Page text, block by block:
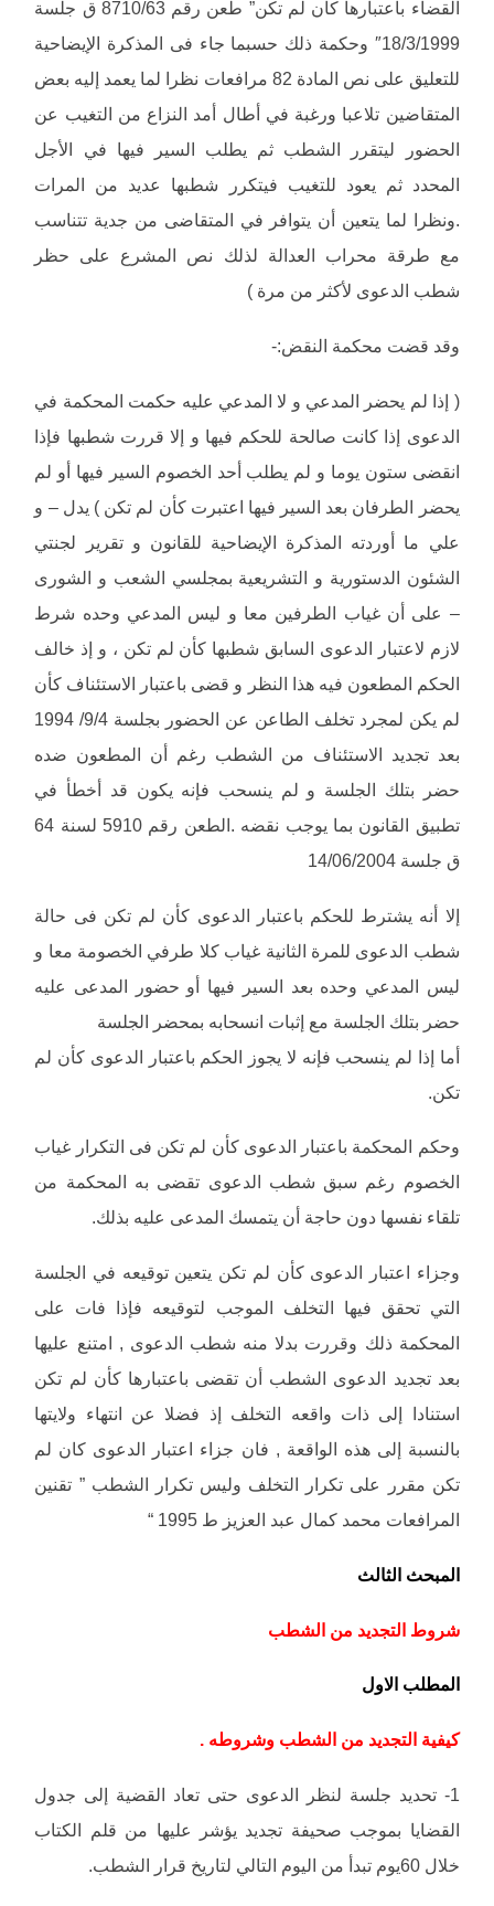
القضاء باعتبارها كأن لم تكن” طعن رقم 8710/63 ق جلسة
18/3/1999″ وحكمة ذلك حسبما جاء فى المذكرة الإيضاحية
للتعليق على نص المادة 82 مرافعات نظرا لما يعمد إليه بعض
المتقاضين تلاعبا ورغبة في أطال أمد النزاع من التغيب عن
الحضور ليتقرر الشطب ثم يطلب السير فيها في الأجل
المحدد ثم يعود للتغيب فيتكرر شطبها عديد من المرات
.ونظرا لما يتعين أن يتوافر في المتقاضى من جدية تتناسب
مع طرقة محراب العدالة لذلك نص المشرع على حظر
شطب الدعوى لأكثر من مرة )
وقد قضت محكمة النقض:-
( إذا لم يحضر المدعي و لا المدعي عليه حكمت المحكمة في
الدعوى إذا كانت صالحة للحكم فيها و إلا قررت شطبها فإذا
انقضى ستون يوما و لم يطلب أحد الخصوم السير فيها أو لم
يحضر الطرفان بعد السير فيها اعتبرت كأن لم تكن ) يدل – و
علي ما أوردته المذكرة الإيضاحية للقانون و تقرير لجنتي
الشئون الدستورية و التشريعية بمجلسي الشعب و الشورى
– على أن غياب الطرفين معا و ليس المدعي وحده شرط
لازم لاعتبار الدعوى السابق شطبها كأن لم تكن ، و إذ خالف
الحكم المطعون فيه هذا النظر و قضى باعتبار الاستئناف كأن
لم يكن لمجرد تخلف الطاعن عن الحضور بجلسة 9/4/ 1994
بعد تجديد الاستئناف من الشطب رغم أن المطعون ضده
حضر بتلك الجلسة و لم ينسحب فإنه يكون قد أخطأ في
تطبيق القانون بما يوجب نقضه .الطعن رقم 5910 لسنة 64
ق جلسة 14/06/2004
إلا أنه يشترط للحكم باعتبار الدعوى كأن لم تكن فى حالة
شطب الدعوى للمرة الثانية غياب كلا طرفي الخصومة معا و
ليس المدعي وحده بعد السير فيها أو حضور المدعى عليه
حضر بتلك الجلسة مع إثبات انسحابه بمحضر الجلسة
أما إذا لم ينسحب فإنه لا يجوز الحكم باعتبار الدعوى كأن لم
تكن.
وحكم المحكمة باعتبار الدعوى كأن لم تكن فى التكرار غياب
الخصوم رغم سبق شطب الدعوى تقضى به المحكمة من
تلقاء نفسها دون حاجة أن يتمسك المدعى عليه بذلك.
وجزاء اعتبار الدعوى كأن لم تكن يتعين توقيعه في الجلسة
التي تحقق فيها التخلف الموجب لتوقيعه فإذا فات على
المحكمة ذلك وقررت بدلا منه شطب الدعوى , امتنع عليها
بعد تجديد الدعوى الشطب أن تقضى باعتبارها كأن لم تكن
استنادا إلى ذات واقعه التخلف إذ فضلا عن انتهاء ولايتها
بالنسبة إلى هذه الواقعة , فان جزاء اعتبار الدعوى كان لم
تكن مقرر على تكرار التخلف وليس تكرار الشطب ” تقنين
المرافعات محمد كمال عبد العزيز ط 1995 “
المبحث الثالث
شروط التجديد من الشطب
المطلب الاول
كيفية التجديد من الشطب وشروطه .
1- تحديد جلسة لنظر الدعوى حتى تعاد القضية إلى جدول
القضايا بموجب صحيفة تجديد يؤشر عليها من قلم الكتاب
خلال 60يوم تبدأ من اليوم التالي لتاريخ قرار الشطب.